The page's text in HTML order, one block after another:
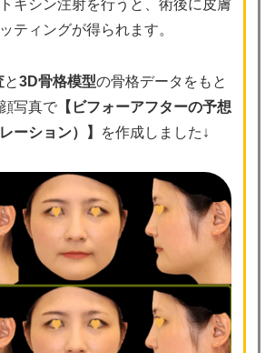
キシン注射を行うと、術後に皮膚
ティングが得られます。
と3D骨格模型の骨格データをもと
写真で【ビフォーアフターの予想
ーション）】
を作成しました↓